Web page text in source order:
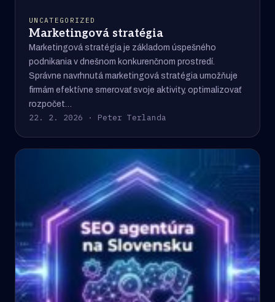
UNCATEGORIZED
Marketingová stratégia
Marketingová stratégia je základom úspešného
podnikania v dnešnom konkurenčnom prostredí.
Správne navrhnutá marketingová stratégia umožňuje
firmám efektívne smerovať svoje aktivity, optimalizovať
rozpočet…
22. 2. 2026 · Peter Terlanda